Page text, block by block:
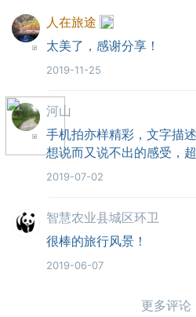
扎达县城坐落在半山台地上
的劳顿和途中油尽的惊恐中缓
向距县城19公里的古格王朝遗
一段路，绕了半个小时再折回
出城不远，公路被一铁链
之后又遇到的一个奇特门票收
一大片河谷，蜿蜒的象泉河静
想象在这么干燥荒凉的地方
故，古格王朝才能曾经的辉煌
人在旅途
太美了，感谢分享！
2019-11-25
河山
手机拍亦样精彩，文字描
想说而又说不出的感受，
2019-07-02
智慧农业县城区环卫
很棒的旅行风景！
2019-06-07
更多评论